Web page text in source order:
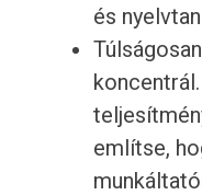
és
említse,